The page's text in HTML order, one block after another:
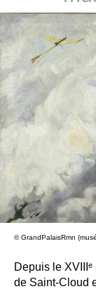
© GrandPalaisRmn
Depuis le
de Saint-Cloud